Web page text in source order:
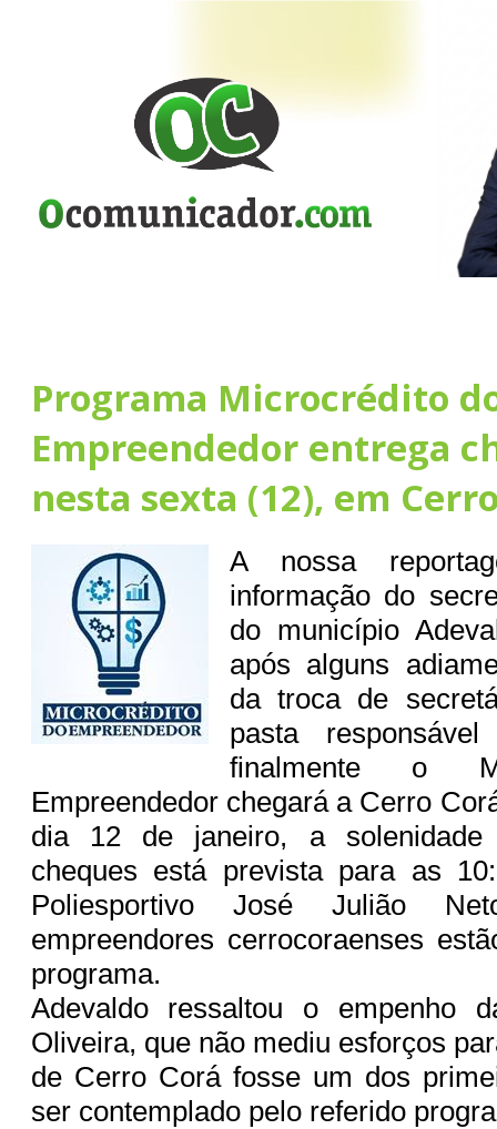
Programa Microcrédito
Empreendedor entrega
nesta sexta (12), em
A nossa
informação do
do município
após alguns
da troca de
pasta
finalmente o
Empreendedor chegará a Cerro
dia 12 de janeiro, a
cheques está prevista para as
Poliesportivo José Julião
empreendores cerrocoraenses
programa.
Adevaldo ressaltou o empenho
Oliveira, que não mediu esforços
de Cerro Corá fosse um dos
ser contemplado pelo referido